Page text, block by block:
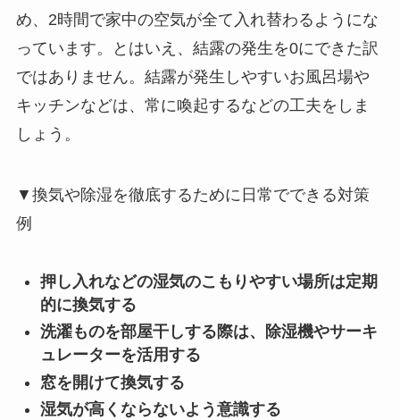
め、2時間で家中の空気が全て入れ替わるようにな
っています。とはいえ、結露の発生を0にできた訳
ではありません。結露が発生しやすいお風呂場や
キッチンなどは、常に喚起するなどの工夫をしま
しょう。
▼換気や除湿を徹底するために日常でできる対策
例
押し入れなどの湿気のこもりやすい場所は定期
的に換気する
洗濯ものを部屋干しする際は、除湿機やサーキ
ュレーターを活用する
窓を開けて換気する
湿気が高くならないよう意識する